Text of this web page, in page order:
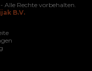
Rechte vorbehalten.
B.V.